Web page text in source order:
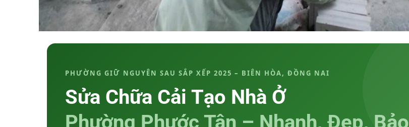
PHƯỜNG GIỮ NGUYÊN SAU SẮP XẾP 2025 – BIÊN HÒA, ĐỒNG NAI
Sửa Chữa Cải Tạo Nhà Ở
Phường Phước Tân – Nhanh, Đẹp, Bảo